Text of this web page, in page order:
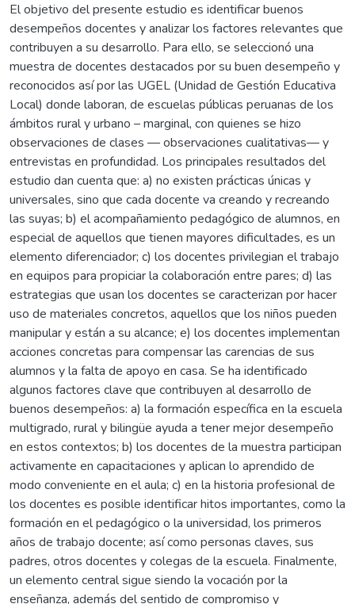
El objetivo del presente estudio es identificar buenos
desempeños docentes y analizar los factores relevantes que
contribuyen a su desarrollo. Para ello, se seleccionó una
muestra de docentes destacados por su buen desempeño y
reconocidos así por las UGEL (Unidad de Gestión Educativa
Local) donde laboran, de escuelas públicas peruanas de los
ámbitos rural y urbano – marginal, con quienes se hizo
observaciones de clases — observaciones cualitativas— y
entrevistas en profundidad. Los principales resultados del
estudio dan cuenta que: a) no existen prácticas únicas y
universales, sino que cada docente va creando y recreando
las suyas; b) el acompañamiento pedagógico de alumnos, en
especial de aquellos que tienen mayores dificultades, es un
elemento diferenciador; c) los docentes privilegian el trabajo
en equipos para propiciar la colaboración entre pares; d) las
estrategias que usan los docentes se caracterizan por hacer
uso de materiales concretos, aquellos que los niños pueden
manipular y están a su alcance; e) los docentes implementan
acciones concretas para compensar las carencias de sus
alumnos y la falta de apoyo en casa. Se ha identificado
algunos factores clave que contribuyen al desarrollo de
buenos desempeños: a) la formación específica en la escuela
multigrado, rural y bilingüe ayuda a tener mejor desempeño
en estos contextos; b) los docentes de la muestra participan
activamente en capacitaciones y aplican lo aprendido de
modo conveniente en el aula; c) en la historia profesional de
los docentes es posible identificar hitos importantes, como la
formación en el pedagógico o la universidad, los primeros
años de trabajo docente; así como personas claves, sus
padres, otros docentes y colegas de la escuela. Finalmente,
un elemento central sigue siendo la vocación por la
enseñanza, además del sentido de compromiso y